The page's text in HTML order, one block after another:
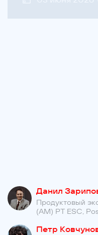
Данил
Продуктовый
(AM) PT ESC,
Петр